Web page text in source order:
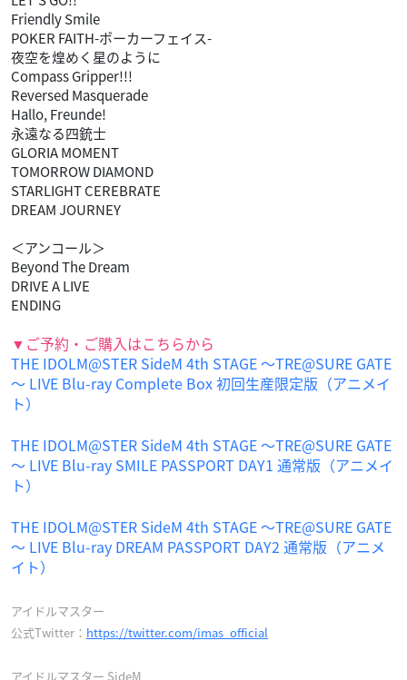
Friendly Smile
POKER FAITH-ポーカーフェイス-
夜空を煌めく星のように
Compass Gripper!!!
Reversed Masquerade
Hallo, Freunde!
永遠なる四銃士
GLORIA MOMENT
TOMORROW DIAMOND
STARLIGHT CEREBRATE
DREAM JOURNEY
＜アンコール＞
Beyond The Dream
DRIVE A LIVE
ENDING
▼ご予約・ご購入はこちらから
THE IDOLM@STER SideM 4th STAGE ～TRE@SURE GATE
～ LIVE Blu-ray Complete Box 初回生産限定版（アニメイ
ト）
THE IDOLM@STER SideM 4th STAGE ～TRE@SURE GATE
～ LIVE Blu-ray SMILE PASSPORT DAY1 通常版（アニメイ
ト）
THE IDOLM@STER SideM 4th STAGE ～TRE@SURE GATE
～ LIVE Blu-ray DREAM PASSPORT DAY2 通常版（アニメ
イト）
アイドルマスター
公式Twitter： https://twitter.com/imas_official
アイドルマスター SideM